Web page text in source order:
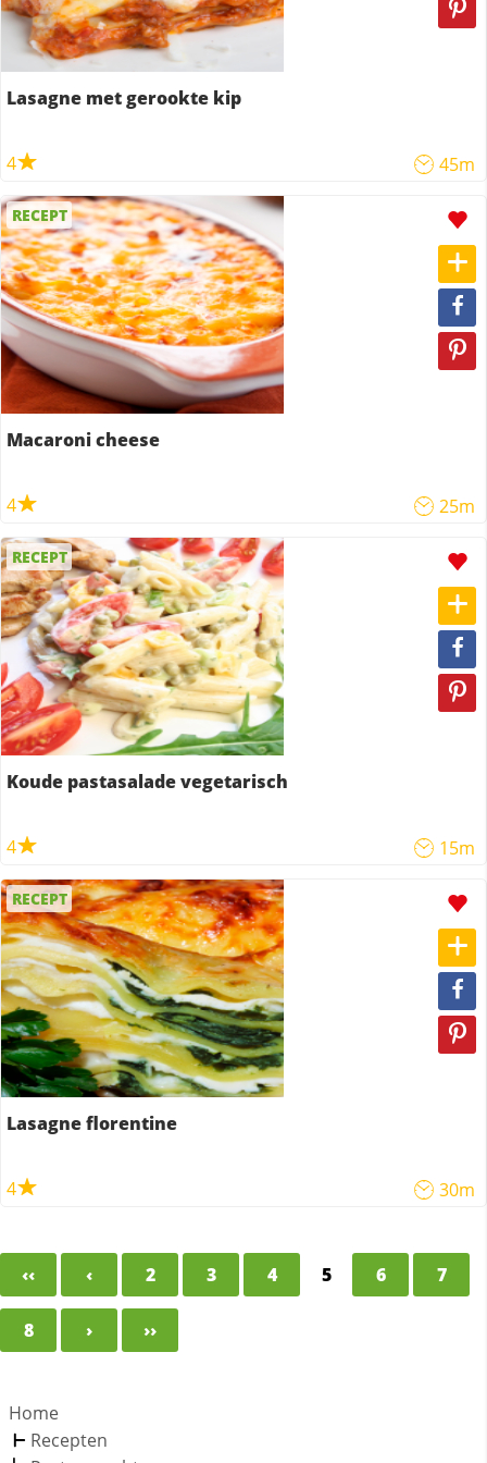
Lasagne met gerookte kip
4 45m
RECEPT
Macaroni cheese
4 25m
RECEPT
Koude pastasalade vegetarisch
4 15m
RECEPT
Lasagne florentine
4 30m
‹‹ ‹ 2 3 4 5 6 7
8 › ››
Home
Recepten